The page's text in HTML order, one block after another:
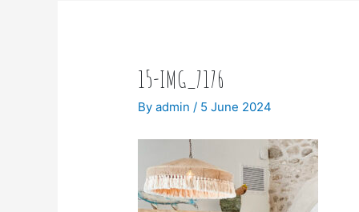
15-IMG_7176
Byadmin/ 5 June 2024